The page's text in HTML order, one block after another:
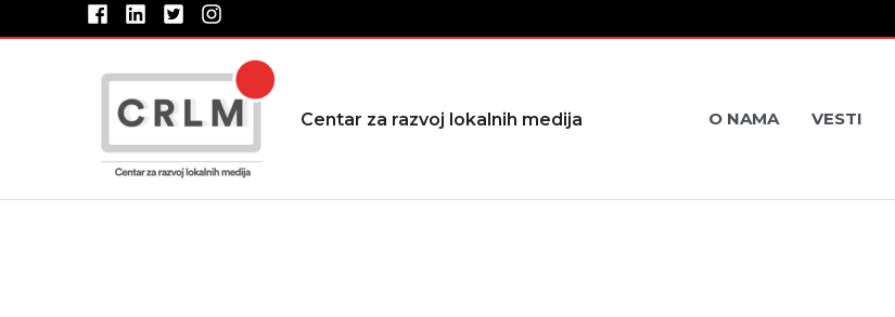
na
Centar za razvoj lokalnih medija O NAMA VESTI